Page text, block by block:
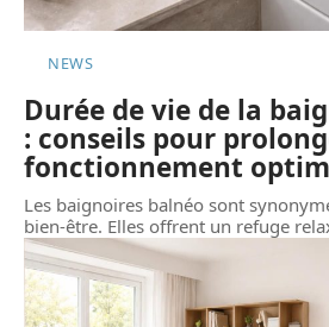
NEWS
Durée de vie de la
: conseils pour
fonctionnement
Les baignoires balnéo sont
bien-être. Elles offrent un refuge